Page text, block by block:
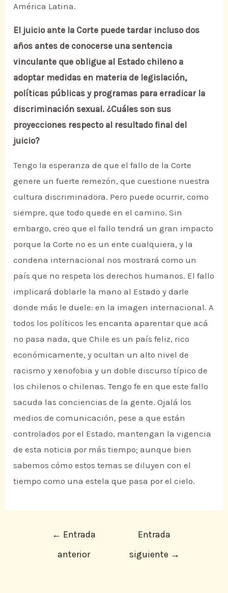
América Latina.
El juicio ante la Corte puede tardar incluso dos
años antes de conocerse una sentencia
vinculante que obligue al Estado chileno a
adoptar medidas en materia de legislación,
políticas públicas y programas para erradicar la
discriminación sexual. ¿Cuáles son sus
proyecciones respecto al resultado final del
juicio?
Tengo la esperanza de que el fallo de la Corte
genere un fuerte remezón, que cuestione nuestra
cultura discriminadora. Pero puede ocurrir, como
siempre, que todo quede en el camino. Sin
embargo, creo que el fallo tendrá un gran impacto
porque la Corte no es un ente cualquiera, y la
condena internacional nos mostrará como un
país que no respeta los derechos humanos. El fallo
implicará doblarle la mano al Estado y darle
donde más le duele: en la imagen internacional. A
todos los políticos les encanta aparentar que acá
no pasa nada, que Chile es un país feliz, rico
económicamente, y ocultan un alto nivel de
racismo y xenofobia y un doble discurso típico de
los chilenos o chilenas. Tengo fe en que este fallo
sacuda las conciencias de la gente. Ojalá los
medios de comunicación, pese a que están
controlados por el Estado, mantengan la vigencia
de esta noticia por más tiempo; aunque bien
sabemos cómo estos temas se diluyen con el
tiempo como una estela que pasa por el cielo.
← Entrada
anterior
Entrada
siguiente →